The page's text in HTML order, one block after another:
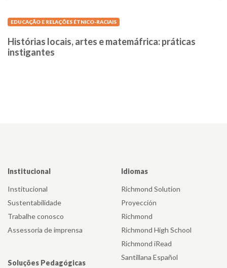
EDUCAÇÃO E RELAÇÕES ÉTNICO-RACIAIS
Histórias locais, artes e matemáfrica: práticas
instigantes
Institucional
Institucional
Sustentabilidade
Trabalhe conosco
Assessoria de imprensa
Soluções Pedagógicas
Idiomas
Richmond Solution
Proyección
Richmond
Richmond High School
Richmond iRead
Santillana Español